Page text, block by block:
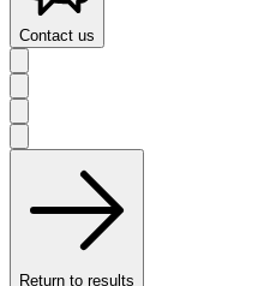
Contact us
Return to results